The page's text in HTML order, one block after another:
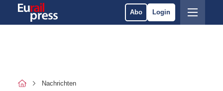
Abo Login
Nachrichten